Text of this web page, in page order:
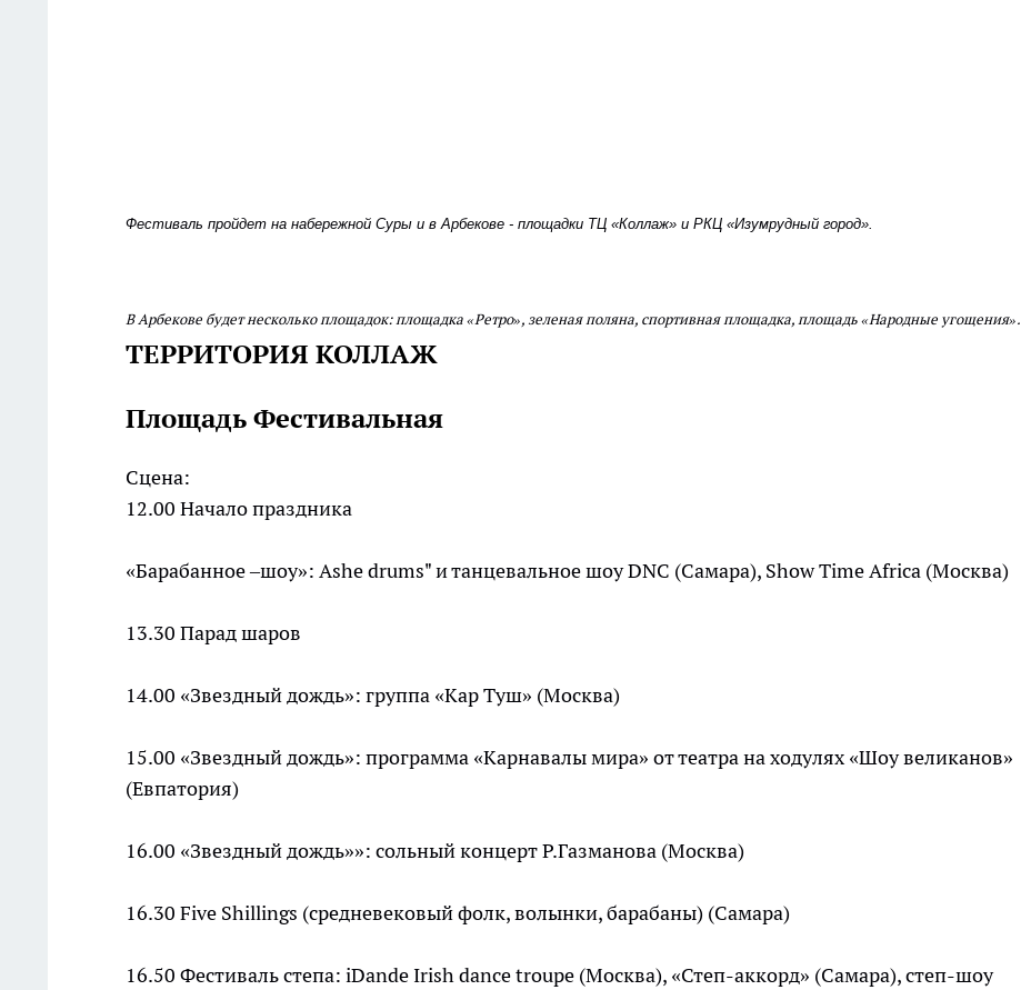
Фестиваль пройдет на набережной Суры и в Арбекове - площадки ТЦ «Коллаж» и РКЦ «Изумрудный город».
В Арбекове будет несколько площадок: площадка «Ретро», зеленая поляна, спортивная площадка, площадь «Народные угощения».
ТЕРРИТОРИЯ КОЛЛАЖ
Площадь Фестивальная
Сцена:
12.00 Начало праздника
«Барабанное –шоу»: Ashe drums" и танцевальное шоу DNC (Самара), Show Time Africa (Москва)
13.30 Парад шаров
14.00 «Звездный дождь»: группа «Кар Туш» (Москва)
15.00 «Звездный дождь»: программа «Карнавалы мира» от театра на ходулях «Шоу великанов»
(Евпатория)
16.00 «Звездный дождь»»: сольный концерт Р.Газманова (Москва)
16.30 Five Shillings (средневековый фолк, волынки, барабаны) (Самара)
16.50 Фестиваль степа: iDande Irish dance troupe (Москва), «Степ-аккорд» (Самара), степ-шоу